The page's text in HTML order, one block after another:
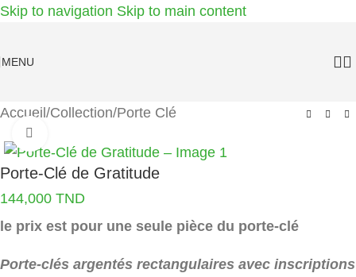
Skip to navigation Skip to main content
MENU
Accueil /Collection/Porte Clé
Porte-Clé de Gratitude
144,000 TND
le prix est pour une seule pièce du porte-clé
Porte-clés argentés rectangulaires avec inscriptions